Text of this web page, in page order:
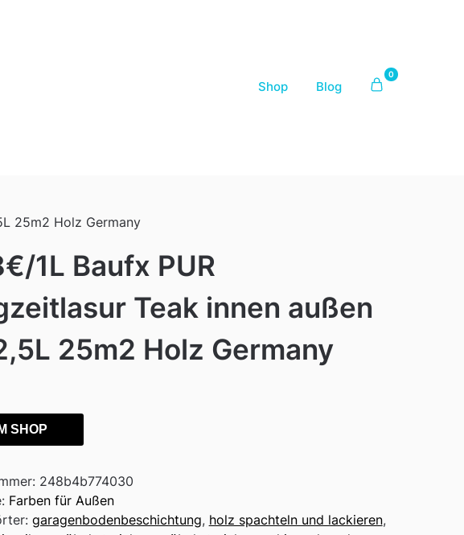
Shop Blog
0
25m2 Holz Germany
1L Baufx PUR
Teak innen außen
25m2 Holz Germany
SHOP
248b4b774030
Farben für Außen
garagenbodenbeschichtung, holz spachteln und lackieren,